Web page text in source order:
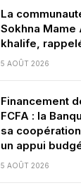
La
Sokhna
khalife,
5 AOÛT 2026
Financement
FCFA : la
sa
un appui
5 AOÛT 2026